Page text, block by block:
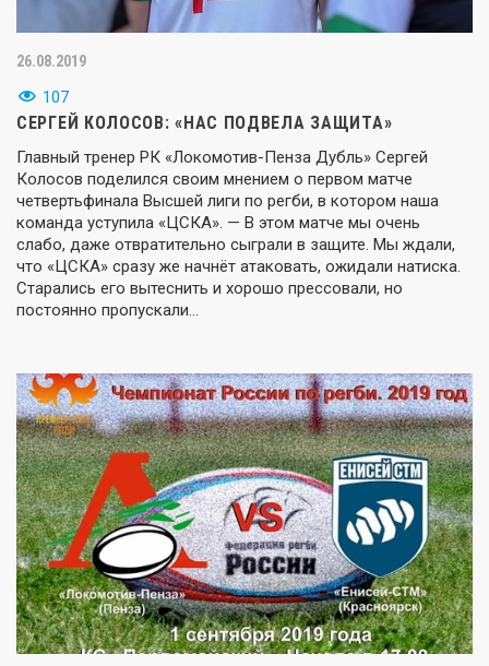
26.08.2019
107
СЕРГЕЙ КОЛОСОВ: «НАС ПОДВЕЛА ЗАЩИТА»
Главный тренер РК «Локомотив-Пенза Дубль» Сергей
Колосов поделился своим мнением о первом матче
четвертьфинала Высшей лиги по регби, в котором наша
команда уступила «ЦСКА». — В этом матче мы очень
слабо, даже отвратительно сыграли в защите. Мы ждали,
что «ЦСКА» сразу же начнёт атаковать, ожидали натиска.
Старались его вытеснить и хорошо прессовали, но
постоянно пропускали…